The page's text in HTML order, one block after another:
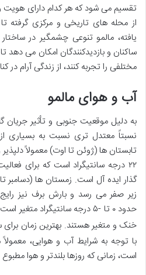
تقسیم می شود که هر کدام دارای
از محله های تاریخی و مرکزی گرفته
یافته، مالمو تنوعی چشمگیر در
ساکنان و بازدیدکنندگان امکان می
مختلفی را تجربه کنند، از زندگی آرام در
آب و هوای مالمو
به دلیل موقعیت جنوبی و تأثیر جریان
نسبتاً معتدل تری نسبت به بسیاری
۲۲ درجه سانتیگراد است که برای
گذار ایده آل است. زمستان ها (دسامبر
زیر صفر می رسد و بارش برف نیز
حدود ۰ تا -۵ درجه سانتیگراد
خنک و متغیر هستند. بهترین زمان
با توجه به شرایط آب و هوایی، معمولاً
است، زمانی که روزها بلندتر و هوا